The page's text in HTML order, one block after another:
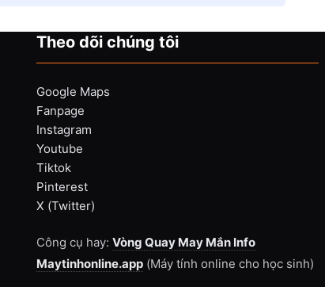
Theo dõi chúng tôi
Google Maps
Fanpage
Instagram
Youtube
Tiktok
Pinterest
X (Twitter)
Công cụ hay: Vòng Quay May Mắn Info
Maytinhonline.app(Máy tính online cho học sinh)